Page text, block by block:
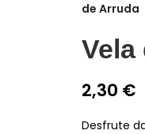
de Arruda
Vela
2,30 €
Desfrute